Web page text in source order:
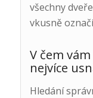
všechny
vkusně
V čem
nejvíce
Hledání